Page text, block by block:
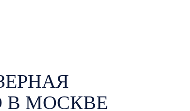
В МОСКВЕ